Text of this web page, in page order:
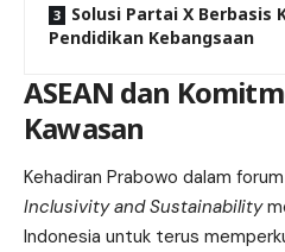
Solusi Partai X Berbasis
Pendidikan Kebangsaan
ASEAN dan
Kawasan
Kehadiran Prabowo dalam
Inclusivity and Sustainability
Indonesia untuk terus